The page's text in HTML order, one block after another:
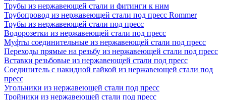
Трубы из нержавеющей стали и фитинги к ним
Трубопровод из нержавеющей стали под пресс Rommer
Трубы из нержавеющей стали под пресс
Водорозетки из нержавеющей стали под пресс
Муфты соединительные из нержавеющей стали под пресс
Переходы прямые на резьбу из нержавеющей стали под пресс
Вставки резьбовые из нержавеющей стали под пресс
Соединитель с накидной гайкой из нержавеющей стали под
пресс
Угольники из нержавеющей стали под пресс
Тройники из нержавеющей стали под пресс